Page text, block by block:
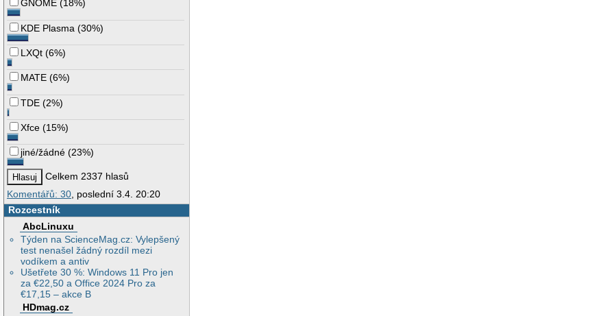
GNOME (18%)
KDE Plasma (30%)
LXQt (6%)
MATE (6%)
TDE (2%)
Xfce (15%)
jiné/žádné (23%)
Celkem 2337 hlasů
Komentářů: 30 , poslední 3.4. 20:20
Rozcestník
AbcLinuxu
Týden na ScienceMag.cz: Vylepšený
test nenašel žádný rozdíl mezi
vodíkem a antiv
Ušetřete 30 %: Windows 11 Pro jen
za €22,50 a Office 2024 Pro za
€17,15 – akce B
HDmag.cz